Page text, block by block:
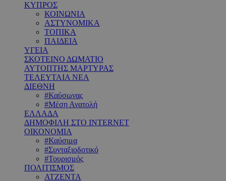
ΚΥΠΡΟΣ
ΚΟΙΝΩΝΙΑ
ΑΣΤΥΝΟΜΙΚΑ
ΤΟΠΙΚΑ
ΠΑΙΔΕΙΑ
ΥΓΕΙΑ
ΣΚΟΤΕΙΝΟ ΔΩΜΑΤΙΟ
ΑΥΤΟΠΤΗΣ ΜΑΡΤΥΡΑΣ
ΤΕΛΕΥΤΑΙΑ ΝΕΑ
ΔΙΕΘΝΗ
#Καύσωνας
#Μέση Ανατολή
ΕΛΛΑΔΑ
ΔΗΜΟΦΙΛΗ ΣΤΟ INTERNET
ΟΙΚΟΝΟΜΙΑ
#Καύσιμα
#Συνταξιοδοτικό
#Τουρισμός
ΠΟΛΙΤΙΣΜΟΣ
ΑΤΖΕΝΤΑ